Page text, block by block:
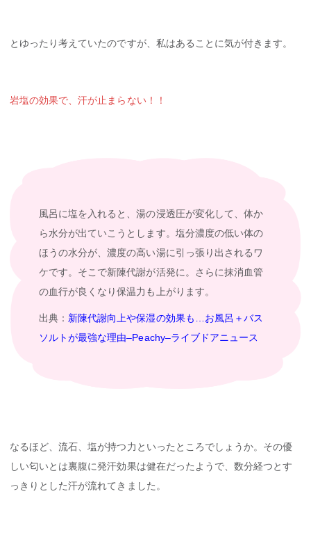
とゆったり考えていたのですが、私はあることに気が付きます。
岩塩の効果で、汗が止まらない！！
風呂に塩を入れると、湯の浸透圧が変化して、体か
ら水分が出ていこうとします。塩分濃度の低い体の
ほうの水分が、濃度の高い湯に引っ張り出されるワ
ケです。そこで新陳代謝が活発に。さらに抹消血管
の血行が良くなり保温力も上がります。
出典： 新陳代謝向上や保湿の効果も…お風呂＋バス
ソルトが最強な理由–Peachy–ライブドアニュース
なるほど、流石、塩が持つ力といったところでしょうか。その優
しい匂いとは裏腹に発汗効果は健在だったようで、数分経つとす
っきりとした汗が流れてきました。